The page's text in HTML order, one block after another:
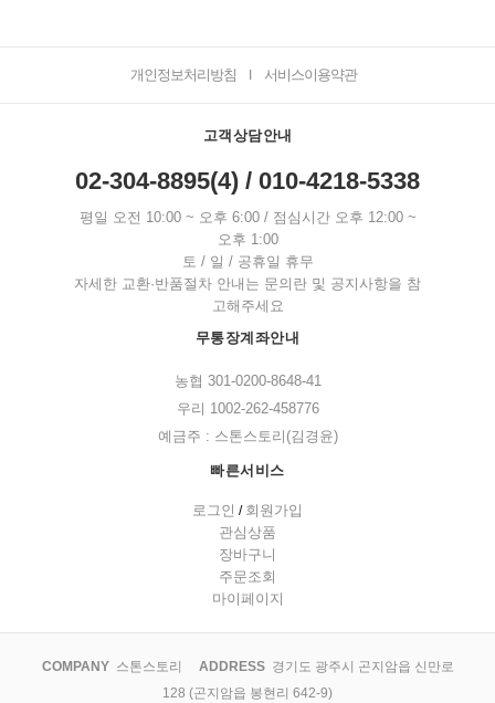
개인정보처리방침 I 서비스이용약관
고객상담안내
02-304-8895(4) / 010-4218-5338
평일 오전 10:00 ~ 오후 6:00 / 점심시간 오후 12:00 ~
오후 1:00
토 / 일 / 공휴일 휴무
자세한 교환·반품절차 안내는 문의란 및 공지사항을 참
고해주세요
무통장계좌안내
농협 301-0200-8648-41
우리 1002-262-458776
예금주 : 스톤스토리(김경윤)
빠른서비스
로그인 / 회원가입
관심상품
장바구니
주문조회
마이페이지
COMPANY 스톤스토리 ADDRESS 경기도 광주시 곤지암읍 신만로
128 (곤지암읍 봉현리 642-9)